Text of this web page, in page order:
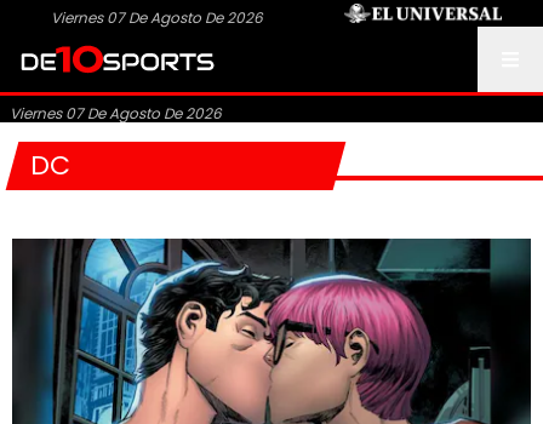
Viernes 07 De Agosto De 2026
Viernes 07 De Agosto De 2026
DC